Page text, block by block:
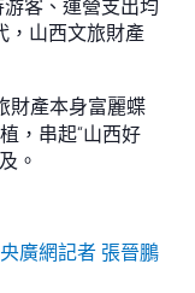
客、運營支出均
，山西文旅財產
財產本身富麗蝶
，串起“山西好
。
廣網記者 張晉鵬